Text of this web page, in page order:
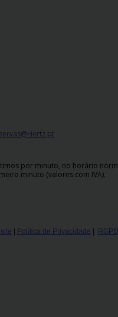
por minuto, no horário
minuto (valores com IVA).
Política de Privacidade RGPD